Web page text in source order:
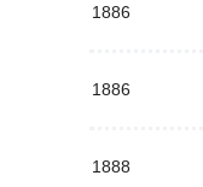
1886
1886
1888